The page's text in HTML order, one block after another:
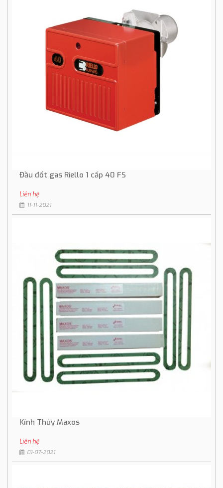
Đầu đốt gas Riello 1 cấp 40 FS
Liên hệ
11-11-2021
Kính Thủy Maxos
Liên hệ
01-07-2021